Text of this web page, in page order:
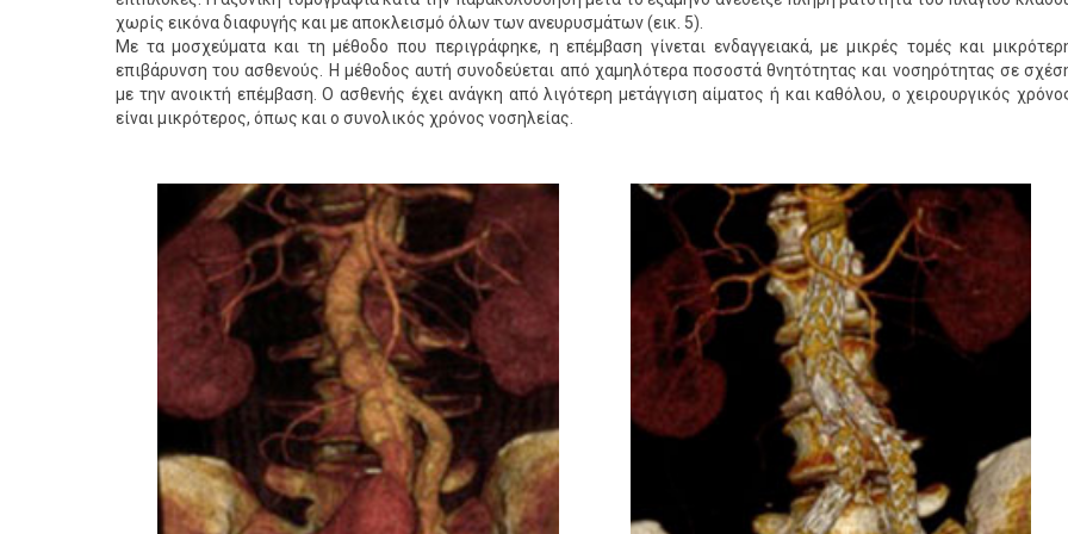
χωρίς εικόνα διαφυγής και με αποκλεισμό όλων των ανευρυσμάτων (εικ. 5).
Με τα μοσχεύματα και τη μέθοδο που περιγράφηκε, η επέμβαση γίνεται ενδαγγειακά, με μικρές τομές και
επιβάρυνση του ασθενούς. Η μέθοδος αυτή συνοδεύεται από χαμηλότερα ποσοστά θνητότητας και νοσηρότητας σε
με την ανοικτή επέμβαση. Ο ασθενής έχει ανάγκη από λιγότερη μετάγγιση αίματος ή και καθόλου, ο χειρουργικός
είναι μικρότερος, όπως και ο συνολικός χρόνος νοσηλείας.